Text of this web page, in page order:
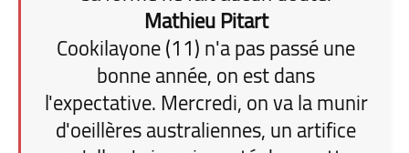
Mathieu Pitart
Cookilayone (11) n'a pas passé une
bonne année, on est dans
l'expectative. Mercredi, on va la munir
d'oeillères australiennes, un artifice